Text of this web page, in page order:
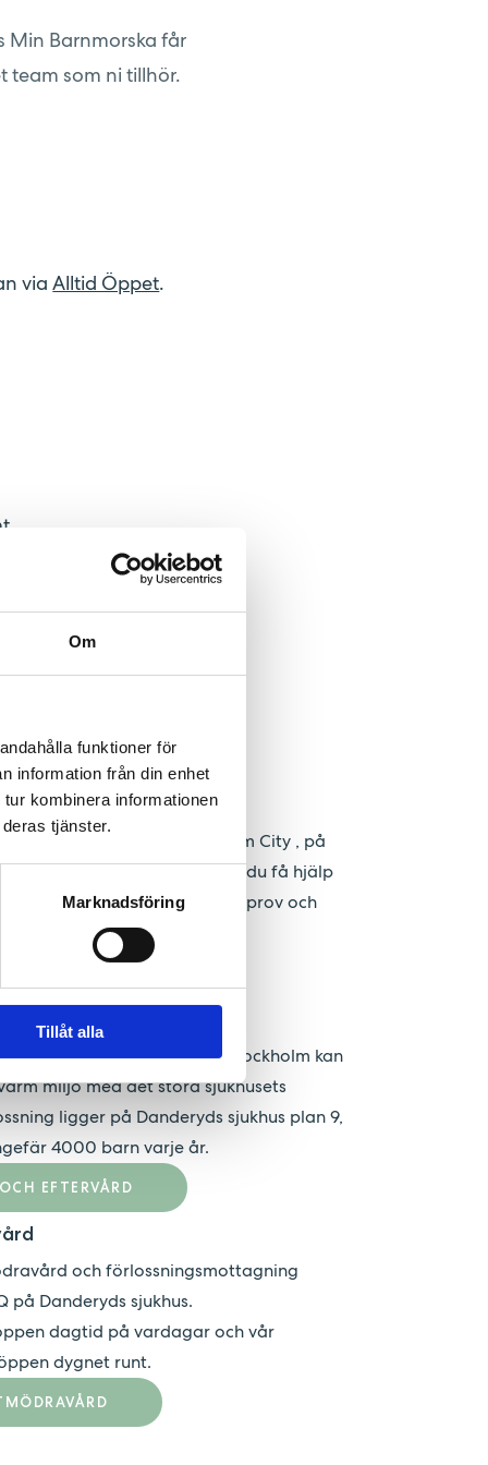
Om
funktioner för
information från din enhet
kombinera informationen
tjänster.
Marknadsföring
Tillåt alla
Min Barnmorska får
team som ni tillhör.
viaAlltid Öppet.
och en
även
inflytande
och
ligger i centralt i Stockholm City , på
i Hammarby Sjöstad. Här kan du få hjälp
cellprov och
sjukdomar.
händelse i livet. På BB Stockholm kan
miljö med det stora sjukhusets
ligger på Danderyds sjukhus plan 9,
4000 barn varje år.
EFTERVÅRD
och förlossningsmottagning
på Danderyds sjukhus.
dagtid på vardagar och vår
dygnet runt.